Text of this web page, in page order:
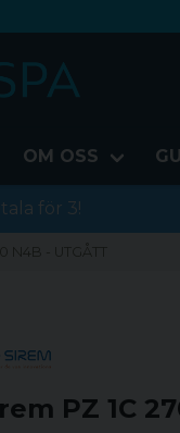
OM OSS
för 3!
N4B - UTGÅTT
PZ 1C